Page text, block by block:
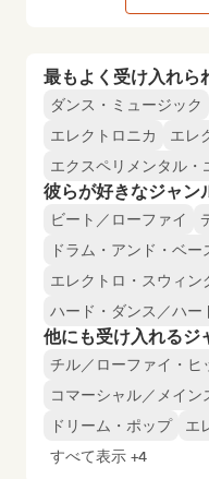
最もよく受け入れら
ダンス・ミュージック
エレクトロニカ
エレ
エクスペリメンタル・
彼らが好きなジャン
ビート／ローファイ
ドラム・アンド・ベー
エレクトロ・スウィン
ハード・ダンス／ハー
他にも受け入れるジ
チル／ローファイ・ヒ
コマーシャル／メイン
ドリーム・ポップ
エ
すべて表示 +4